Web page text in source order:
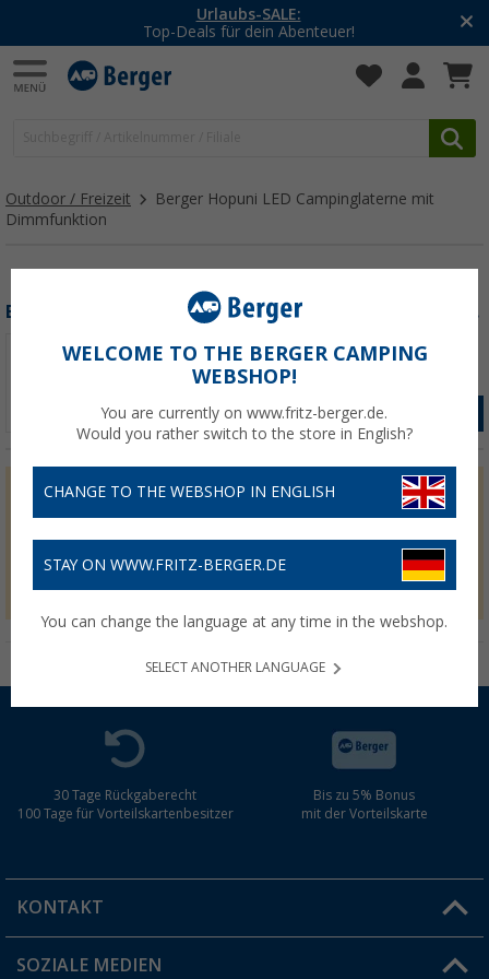
Urlaubs-SALE:
Top-Deals für dein Abenteuer!
Outdoor / Freizeit
Berger Hopuni LED Campinglaterne mit
Dimmfunktion
Berger Hopuni LED Campinglaterne mit Dimmfunktion
ZUM PRODUKT
Silke und Benjamin D.
GANZER TESTBERICHT
30 Tage Rückgaberecht
100 Tage für Vorteilskartenbesitzer
Bis zu 5% Bonus
mit der Vorteilskarte
KONTAKT
Du hast eine Frage?
SOZIALE MEDIEN
WELCOME TO THE BERGER CAMPING
WEBSHOP!
You are currently on www.fritz-berger.de.
Would you rather switch to the store in English?
CHANGE TO THE WEBSHOP IN ENGLISH
STAY ON WWW.FRITZ-BERGER.DE
You can change the language at any time in the webshop.
SELECT ANOTHER LANGUAGE